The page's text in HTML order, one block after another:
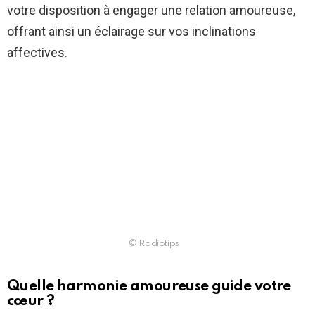
votre disposition à engager une relation amoureuse,
offrant ainsi un éclairage sur vos inclinations
affectives.
© Radiotips
Quelle harmonie amoureuse guide votre
cœur ?